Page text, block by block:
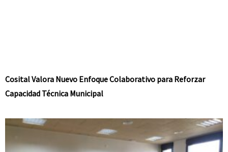
Cosital Valora Nuevo Enfoque Colaborativo para Reforzar
Capacidad Técnica Municipal